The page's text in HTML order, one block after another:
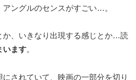
ングルのセンスがすごい…。
か、いきなり出現する感じとか…読
います。
されていて、映画の一部分を切り